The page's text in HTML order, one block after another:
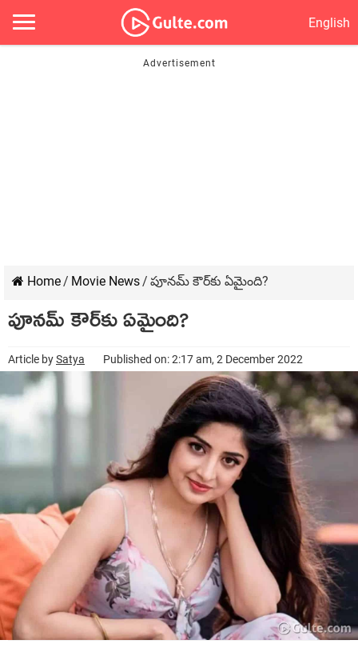
English
Home/ Movie News/ పూనమ్ కౌర్‌కు ఏమైంది?
పూనమ్ కౌర్‌కు ఏమైంది?
Article bySatya Published on: 2:17 am, 2 December 2022